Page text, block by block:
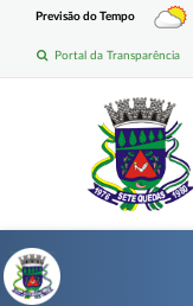
Previsão do Tempo
Portal da Transparência